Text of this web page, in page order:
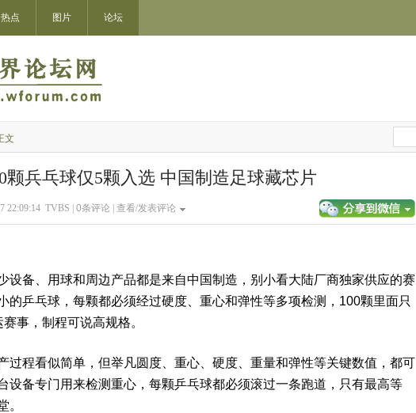
热点 图片 论坛
文
颗兵乓球仅5颗入选 中国制造足球藏芯片
22:09:14 TVBS | 0条评论 | 查看/发表评论
设备、用球和周边产品都是来自中国制造，别小看大陆厂商独家供应的赛
的乒乓球，每颗都必须经过硬度、重心和弹性等多项检测，100颗里面只
事，制程可说高规格。
过程看似简单，但举凡圆度、重心、硬度、重量和弹性等关键数值，都可
设备专门用来检测重心，每颗乒乓球都必须滚过一条跑道，只有最高等
。